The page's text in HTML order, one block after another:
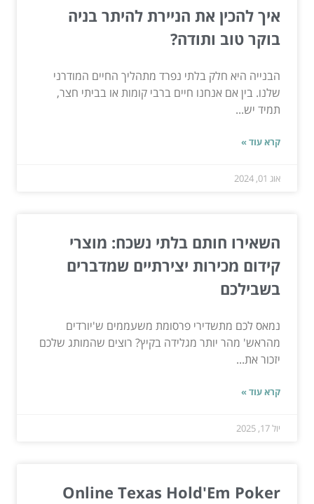
איך להכין את הניירת להיתר בניה
בוקר טוב ותודה?
הבנייה היא חלק בלתי נפרד מתהליך החיים המודרני
שלנו. בין אם אנחנו חיים ברבי קומות או בביתי חצר,
תמיד יש...
קרא עוד »
אוג 01, 2024
השאירו חותם בלתי נשכח: מוצרי
קידום מכירות יצירתיים שמדברים
בשבילכם
נמאס לכם מתשדירי פרסומת משעממים ש'יורדים
מהראש' מהר יותר מגלידה בקיץ? רוצים שהמותג שלכם
יזכור את...
קרא עוד »
יול 17, 2025
Online Texas Hold'Em Poker